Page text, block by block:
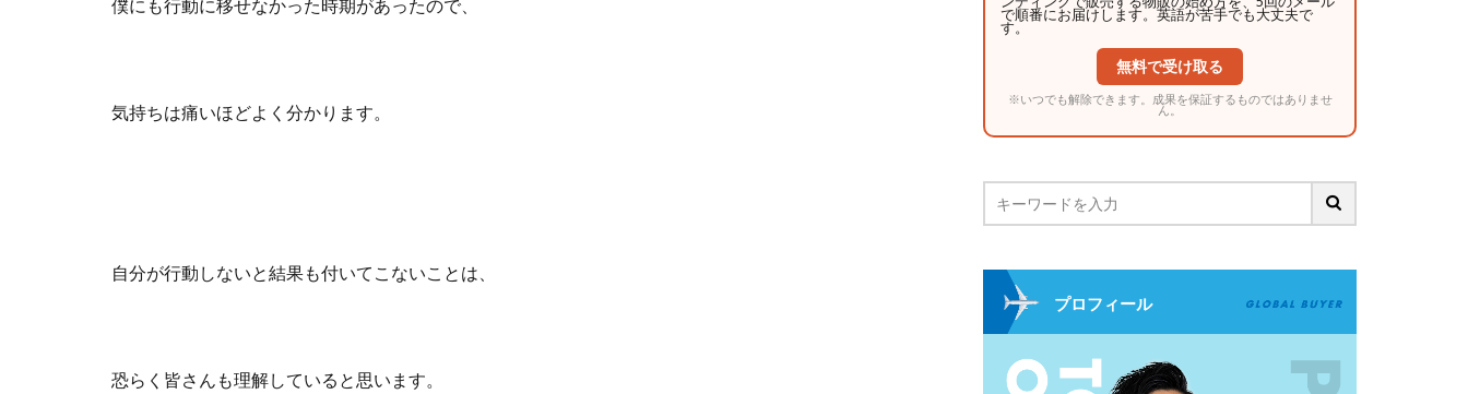
僕にも行動に移せなかった時期があったので、
気持ちは痛いほどよく分かります。
自分が行動しないと結果も付いてこないことは、
恐らく皆さんも理解していると思います。
で順番にお届けします。英語が苦手でも大丈夫で
す。
無料で受け取る
※いつでも解除できます。成果を保証するものではありませ
ん。
プロフィール